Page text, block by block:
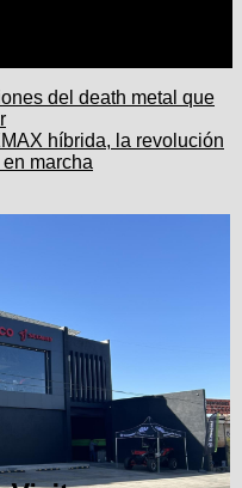
del death metal que
híbrida, la revolución
marcha